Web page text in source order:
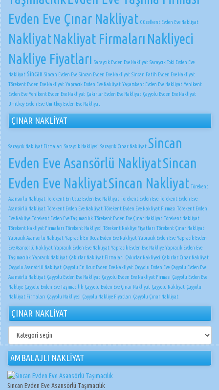
Evden Eve Çınar Nakliyat Güzelkent Evden Eve Nakliyat
NakliyatNakliyat Firmaları Nakliyeci
Nakliye Fiyatları Saraycık Evden Eve Nakliyat Saraycık Toki Evden Eve
Nakliyat Sincan Sincan Evden Eve Sincan Evden Eve Nakliyat Sincan Fatih Evden Eve Nakliyat
Törekent Evden Eve Nakliyat Yapracık Evden Eve Nakliyat Yaşamkent Evden Eve Nakliyat Yenikent
Evden Eve Yenikent Evden Eve Nakliyat Çakırlar Evden Eve Nakliyat Çayyolu Evden Eve Nakliyat
Ümitköy Evden Eve Ümitköy Evden Eve Nakliyat
ÇINAR NAKLİYAT
Saraycık Nakliyat Firmaları Saraycık Nakliyeci Saraycık Çınar Nakliyat Sincan
Evden Eve Asansörlü NakliyatSincan
Evden Eve NakliyatSincan Nakliyat Törekent
Asansörlü Nakliyat Törekent En Ucuz Evden Eve Nakliyat Törekent Evden Eve Törekent Evden Eve
Asansörlü Nakliyat Törekent Evden Eve Nakliyat Törekent Evden Eve Nakliyat Firması Törekent Evden
Eve Nakliye Törekent Evden Eve Taşımacılık Törekent Evden Eve Çınar Nakliyat Törekent Nakliyat
Törekent Nakliyat Firmaları Törekent Nakliyeci Törekent Nakliye Fiyatları Törekent Çınar Nakliyat
Yapracık Asansörlü Nakliyat Yapracık En Ucuz Evden Eve Nakliyat Yapracık Evden Eve Yapracık Evden
Eve Asansörlü Nakliyat Yapracık Evden Eve Nakliyat Yapracık Evden Eve Nakliye Yapracık Evden Eve
Taşımacılık Yapracık Nakliyat Çakırlar Nakliyat Firmaları Çakırlar Nakliyeci Çakırlar Çınar Nakliyat
Çayyolu Asansörlü Nakliyat Çayyolu En Ucuz Evden Eve Nakliyat Çayyolu Evden Eve Çayyolu Evden Eve
Asansörlü Nakliyat Çayyolu Evden Eve Nakliyat Çayyolu Evden Eve Nakliyat Firması Çayyolu Evden Eve
Nakliye Çayyolu Evden Eve Taşımacılık Çayyolu Evden Eve Çınar Nakliyat Çayyolu Nakliyat Çayyolu
Nakliyat Firmaları Çayyolu Nakliyeci Çayyolu Nakliye Fiyatları Çayyolu Çınar Nakliyat
ÇINAR NAKLİYAT
ÇINAR
NAKLİYAT
AMBALAJLI NAKLİYAT
Sincan Evden Eve Asansörlü Taşımacılık